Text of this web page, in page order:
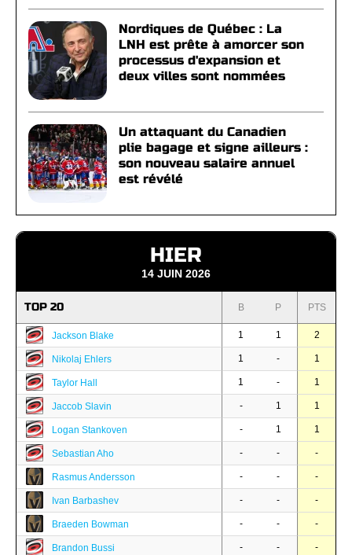
Nordiques de Québec : La
LNH est prête à amorcer son
processus d'expansion et
deux villes sont nommées
Un attaquant du Canadien
plie bagage et signe ailleurs :
son nouveau salaire annuel
est révélé
HIER
14 JUIN 2026
TOP 20 B P PTS
Jackson Blake 1 1 2
Nikolaj Ehlers 1 - 1
Taylor Hall 1 - 1
Jaccob Slavin - 1 1
Logan Stankoven - 1 1
Sebastian Aho - - -
Rasmus Andersson - - -
Ivan Barbashev - - -
Braeden Bowman - - -
Brandon Bussi - - -